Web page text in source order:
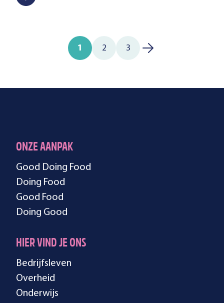
1 2 3
ONZE AANPAK
Good Doing Food
Doing Food
Good Food
Doing Good
HIER VIND JE ONS
Bedrijfsleven
Overheid
Onderwijs